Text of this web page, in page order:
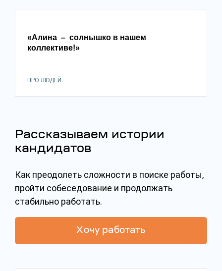
«Алина – солнышко в нашем
коллективе!»
ПРО ЛЮДЕЙ
Рассказываем истории
кандидатов
Как преодолеть сложности в поиске работы,
пройти собеседование и продолжать
стабильно работать.
Хочу работать